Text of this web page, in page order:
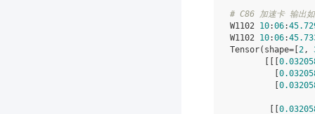
# C86 加速卡 输出
W1102
10:06:
W1102
10:06:
Tensor( shape= [2 ,
[[[
[
[
[[